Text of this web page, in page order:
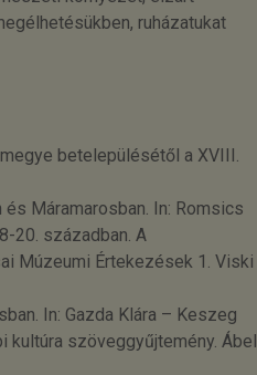
ruházatukat
betelepülésétől a XVIII.
Máramarosban. In: Romsics
20. században. A
Múzeumi Értekezések 1. Viski
In: Gazda Klára – Keszeg
kultúra szöveggyűjtemény. Ábel